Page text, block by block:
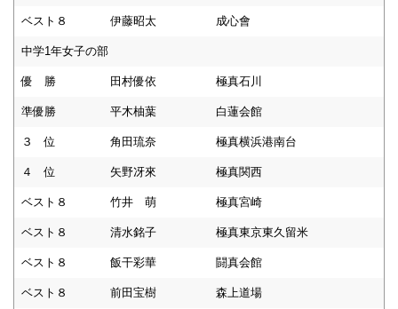
ベスト８ 伊藤昭太 成心會
中学1年女子の部
優 勝 田村優依 極真石川
準優勝 平木柚葉 白蓮会館
３ 位 角田琉奈 極真横浜港南台
４ 位 矢野冴來 極真関西
ベスト８ 竹井 萌 極真宮崎
ベスト８ 清水銘子 極真東京東久留米
ベスト８ 飯干彩華 闘真会館
ベスト８ 前田宝樹 森上道場